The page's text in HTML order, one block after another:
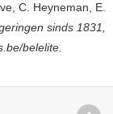
C. Heyneman, E.
sinds 1831,
belelite.